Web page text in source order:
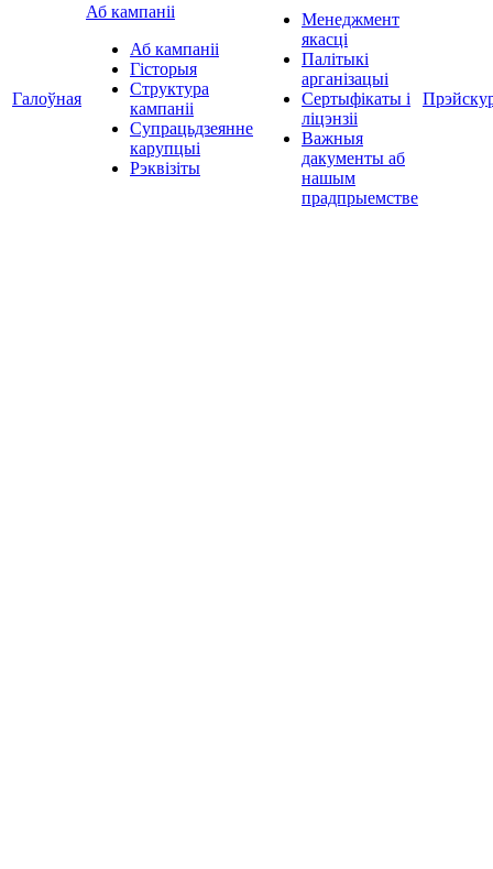
Галоўная
Аб кампаніі
Аб кампаніі
Гісторыя
Структура
кампаніі
Супрацьдзеянне
карупцыі
Рэквізіты
Менеджмент
якасці
Палітыкі
арганізацыі
Сертыфікаты і
ліцэнзіі
Важныя
дакументы аб
нашым
прадпрыемстве